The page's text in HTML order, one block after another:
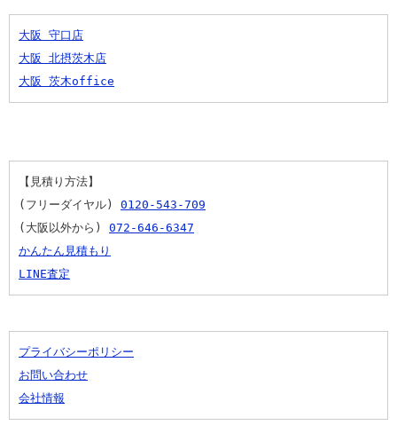
大阪 守口店
大阪 北摂茨木店
大阪 茨木office
【見積り方法】
(フリーダイヤル) 0120-543-709
(大阪以外から) 072-646-6347
かんたん見積もり
LINE査定
プライバシーポリシー
お問い合わせ
会社情報